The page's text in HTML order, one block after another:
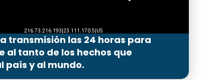
transmisión las 24 horas para
al tanto de los hechos que
país y al mundo.